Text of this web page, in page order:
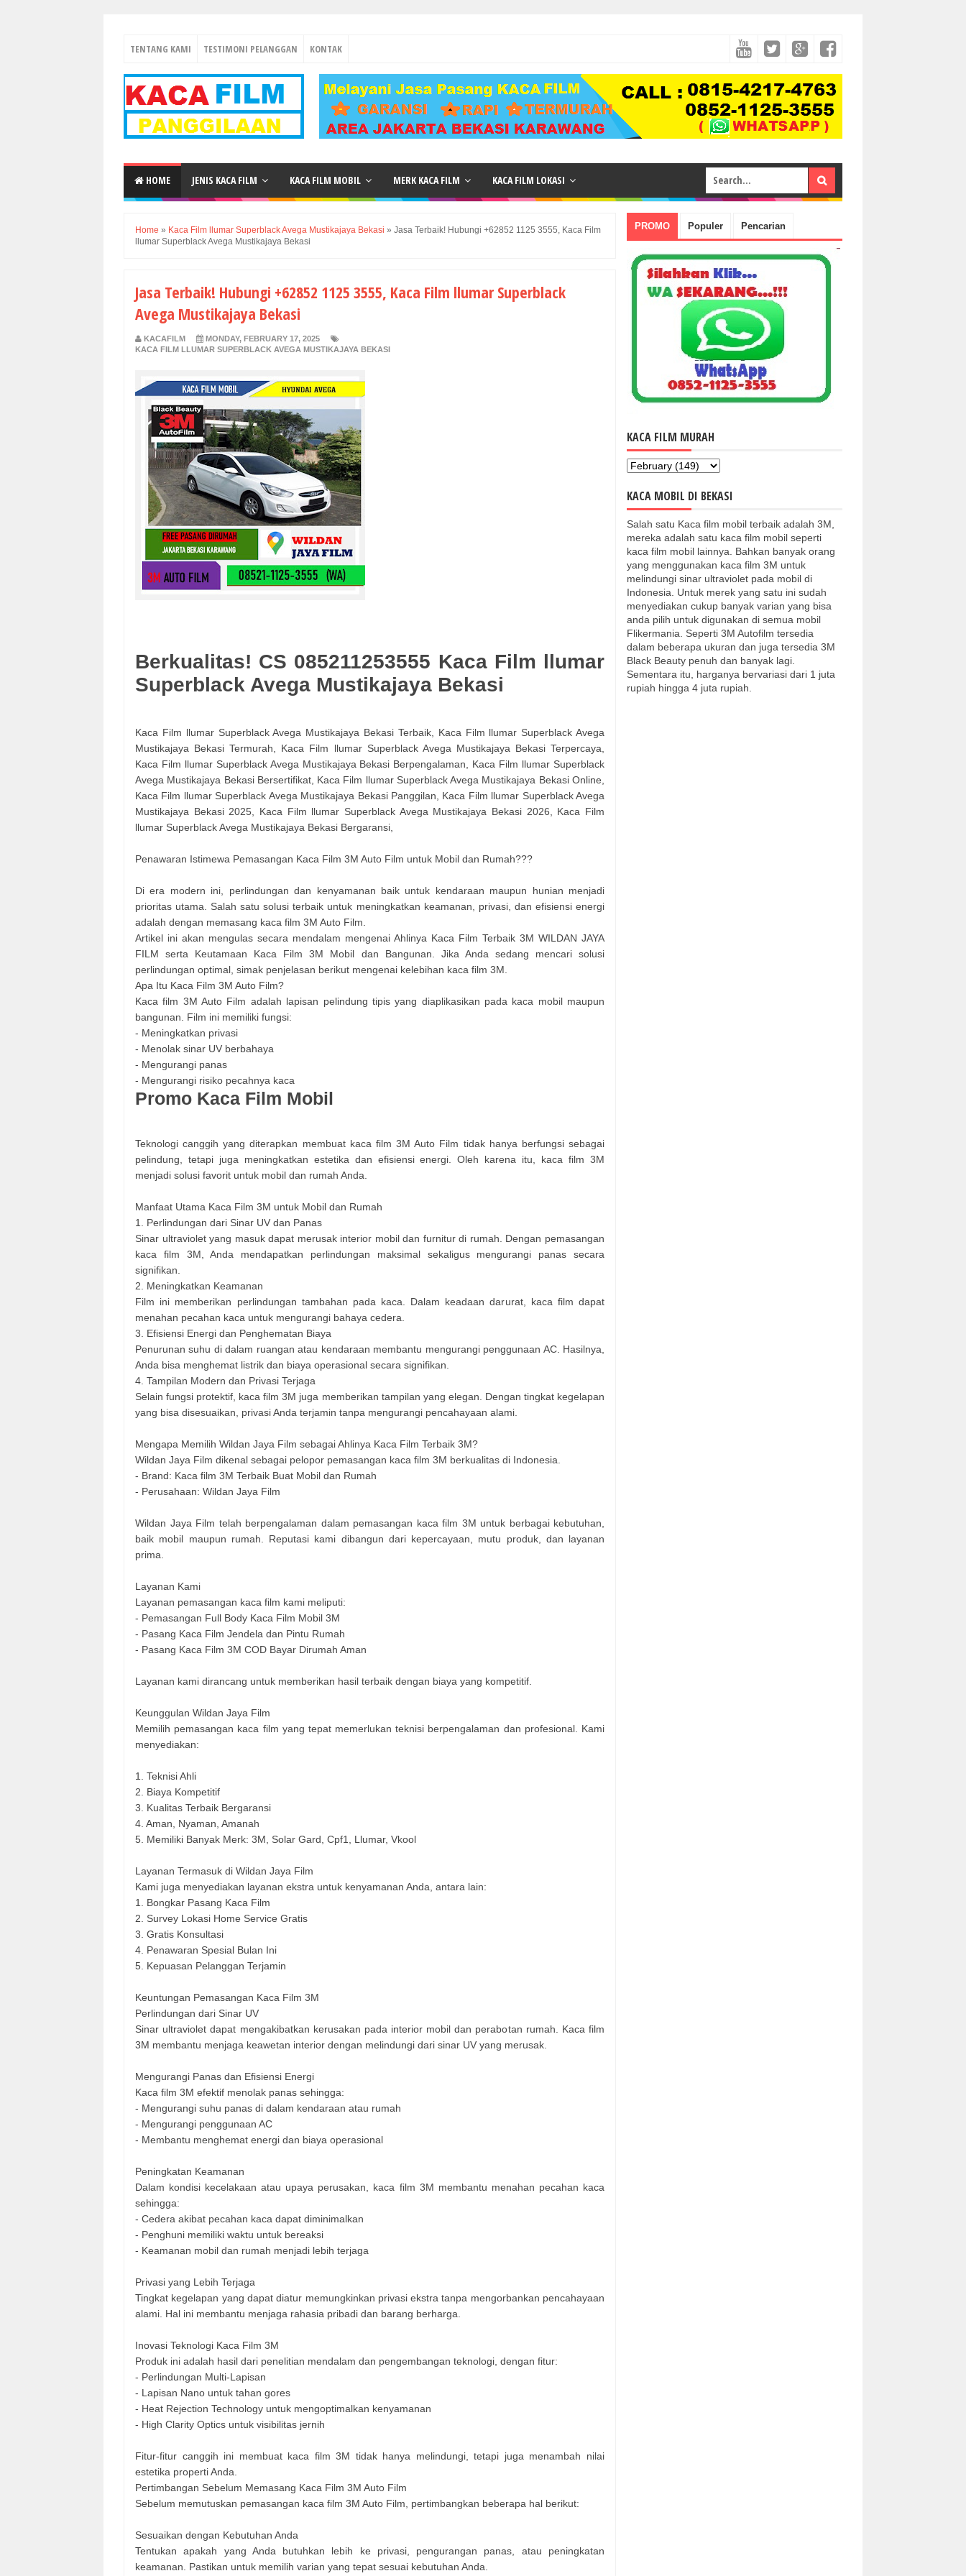
TENTANG KAMI TESTIMONI PELANGGAN KONTAK
HOME JENIS KACA FILM KACA FILM MOBIL MERK KACA FILM KACA FILM LOKASI
Home » Kaca Film llumar Superblack Avega Mustikajaya Bekasi » Jasa Terbaik! Hubungi +62852 1125 3555, Kaca Film
llumar Superblack Avega Mustikajaya Bekasi
Jasa Terbaik! Hubungi +62852 1125 3555, Kaca Film llumar Superblack
Avega Mustikajaya Bekasi
KACAFILM
MONDAY, FEBRUARY 17, 2025
KACA FILM LLUMAR SUPERBLACK AVEGA MUSTIKAJAYA BEKASI
Berkualitas! CS 085211253555 Kaca Film llumar
Superblack Avega Mustikajaya Bekasi
Kaca Film llumar Superblack Avega Mustikajaya Bekasi Terbaik, Kaca Film llumar Superblack Avega
Mustikajaya Bekasi Termurah, Kaca Film llumar Superblack Avega Mustikajaya Bekasi Terpercaya,
Kaca Film llumar Superblack Avega Mustikajaya Bekasi Berpengalaman, Kaca Film llumar Superblack
Avega Mustikajaya Bekasi Bersertifikat, Kaca Film llumar Superblack Avega Mustikajaya Bekasi Online,
Kaca Film llumar Superblack Avega Mustikajaya Bekasi Panggilan, Kaca Film llumar Superblack Avega
Mustikajaya Bekasi 2025, Kaca Film llumar Superblack Avega Mustikajaya Bekasi 2026, Kaca Film
llumar Superblack Avega Mustikajaya Bekasi Bergaransi,
Penawaran Istimewa Pemasangan Kaca Film 3M Auto Film untuk Mobil dan Rumah???
Di era modern ini, perlindungan dan kenyamanan baik untuk kendaraan maupun hunian menjadi
prioritas utama. Salah satu solusi terbaik untuk meningkatkan keamanan, privasi, dan efisiensi energi
adalah dengan memasang kaca film 3M Auto Film.
Artikel ini akan mengulas secara mendalam mengenai Ahlinya Kaca Film Terbaik 3M WILDAN JAYA
FILM serta Keutamaan Kaca Film 3M Mobil dan Bangunan. Jika Anda sedang mencari solusi
perlindungan optimal, simak penjelasan berikut mengenai kelebihan kaca film 3M.
Apa Itu Kaca Film 3M Auto Film?
Kaca film 3M Auto Film adalah lapisan pelindung tipis yang diaplikasikan pada kaca mobil maupun
bangunan. Film ini memiliki fungsi:
- Meningkatkan privasi
- Menolak sinar UV berbahaya
- Mengurangi panas
- Mengurangi risiko pecahnya kaca
Promo Kaca Film Mobil
Teknologi canggih yang diterapkan membuat kaca film 3M Auto Film tidak hanya berfungsi sebagai
pelindung, tetapi juga meningkatkan estetika dan efisiensi energi. Oleh karena itu, kaca film 3M
menjadi solusi favorit untuk mobil dan rumah Anda.
Manfaat Utama Kaca Film 3M untuk Mobil dan Rumah
1. Perlindungan dari Sinar UV dan Panas
Sinar ultraviolet yang masuk dapat merusak interior mobil dan furnitur di rumah. Dengan pemasangan
kaca film 3M, Anda mendapatkan perlindungan maksimal sekaligus mengurangi panas secara
signifikan.
2. Meningkatkan Keamanan
Film ini memberikan perlindungan tambahan pada kaca. Dalam keadaan darurat, kaca film dapat
menahan pecahan kaca untuk mengurangi bahaya cedera.
3. Efisiensi Energi dan Penghematan Biaya
Penurunan suhu di dalam ruangan atau kendaraan membantu mengurangi penggunaan AC. Hasilnya,
Anda bisa menghemat listrik dan biaya operasional secara signifikan.
4. Tampilan Modern dan Privasi Terjaga
Selain fungsi protektif, kaca film 3M juga memberikan tampilan yang elegan. Dengan tingkat kegelapan
yang bisa disesuaikan, privasi Anda terjamin tanpa mengurangi pencahayaan alami.
Mengapa Memilih Wildan Jaya Film sebagai Ahlinya Kaca Film Terbaik 3M?
Wildan Jaya Film dikenal sebagai pelopor pemasangan kaca film 3M berkualitas di Indonesia.
- Brand: Kaca film 3M Terbaik Buat Mobil dan Rumah
- Perusahaan: Wildan Jaya Film
Wildan Jaya Film telah berpengalaman dalam pemasangan kaca film 3M untuk berbagai kebutuhan,
baik mobil maupun rumah. Reputasi kami dibangun dari kepercayaan, mutu produk, dan layanan
prima.
Layanan Kami
Layanan pemasangan kaca film kami meliputi:
- Pemasangan Full Body Kaca Film Mobil 3M
- Pasang Kaca Film Jendela dan Pintu Rumah
- Pasang Kaca Film 3M COD Bayar Dirumah Aman
Layanan kami dirancang untuk memberikan hasil terbaik dengan biaya yang kompetitif.
Keunggulan Wildan Jaya Film
Memilih pemasangan kaca film yang tepat memerlukan teknisi berpengalaman dan profesional. Kami
menyediakan:
1. Teknisi Ahli
2. Biaya Kompetitif
3. Kualitas Terbaik Bergaransi
4. Aman, Nyaman, Amanah
5. Memiliki Banyak Merk: 3M, Solar Gard, Cpf1, Llumar, Vkool
Layanan Termasuk di Wildan Jaya Film
Kami juga menyediakan layanan ekstra untuk kenyamanan Anda, antara lain:
1. Bongkar Pasang Kaca Film
2. Survey Lokasi Home Service Gratis
3. Gratis Konsultasi
4. Penawaran Spesial Bulan Ini
5. Kepuasan Pelanggan Terjamin
Keuntungan Pemasangan Kaca Film 3M
Perlindungan dari Sinar UV
Sinar ultraviolet dapat mengakibatkan kerusakan pada interior mobil dan perabotan rumah. Kaca film
3M membantu menjaga keawetan interior dengan melindungi dari sinar UV yang merusak.
Mengurangi Panas dan Efisiensi Energi
Kaca film 3M efektif menolak panas sehingga:
- Mengurangi suhu panas di dalam kendaraan atau rumah
- Mengurangi penggunaan AC
- Membantu menghemat energi dan biaya operasional
Peningkatan Keamanan
Dalam kondisi kecelakaan atau upaya perusakan, kaca film 3M membantu menahan pecahan kaca
sehingga:
- Cedera akibat pecahan kaca dapat diminimalkan
- Penghuni memiliki waktu untuk bereaksi
- Keamanan mobil dan rumah menjadi lebih terjaga
Privasi yang Lebih Terjaga
Tingkat kegelapan yang dapat diatur memungkinkan privasi ekstra tanpa mengorbankan pencahayaan
alami. Hal ini membantu menjaga rahasia pribadi dan barang berharga.
Inovasi Teknologi Kaca Film 3M
Produk ini adalah hasil dari penelitian mendalam dan pengembangan teknologi, dengan fitur:
- Perlindungan Multi-Lapisan
- Lapisan Nano untuk tahan gores
- Heat Rejection Technology untuk mengoptimalkan kenyamanan
- High Clarity Optics untuk visibilitas jernih
Fitur-fitur canggih ini membuat kaca film 3M tidak hanya melindungi, tetapi juga menambah nilai
estetika properti Anda.
Pertimbangan Sebelum Memasang Kaca Film 3M Auto Film
Sebelum memutuskan pemasangan kaca film 3M Auto Film, pertimbangkan beberapa hal berikut:
Sesuaikan dengan Kebutuhan Anda
Tentukan apakah yang Anda butuhkan lebih ke privasi, pengurangan panas, atau peningkatan
keamanan. Pastikan untuk memilih varian yang tepat sesuai kebutuhan Anda.
PROMO Populer Pencarian
KACA FILM MURAH
KACA MOBIL DI BEKASI
Salah satu Kaca film mobil terbaik adalah 3M,
mereka adalah satu kaca film mobil seperti
kaca film mobil lainnya. Bahkan banyak orang
yang menggunakan kaca film 3M untuk
melindungi sinar ultraviolet pada mobil di
Indonesia. Untuk merek yang satu ini sudah
menyediakan cukup banyak varian yang bisa
anda pilih untuk digunakan di semua mobil
Flikermania. Seperti 3M Autofilm tersedia
dalam beberapa ukuran dan juga tersedia 3M
Black Beauty penuh dan banyak lagi.
Sementara itu, harganya bervariasi dari 1 juta
rupiah hingga 4 juta rupiah.